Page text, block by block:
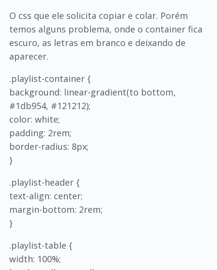
O css que ele solicita copiar e colar. Porém
temos alguns problema, onde o container fica
escuro, as letras em branco e deixando de
aparecer.
.playlist-container {
background: linear-gradient(to bottom,
#1db954, #121212);
color: white;
padding: 2rem;
border-radius: 8px;
}
.playlist-header {
text-align: center;
margin-bottom: 2rem;
}
.playlist-table {
width: 100%;